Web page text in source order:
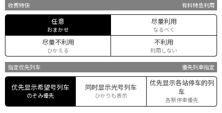
收费特快 有料特急利用
任意
おまかせ
尽量利用
なるべく
尽量不利用
ひかえる
不利用
利用しない
指定优先列车 優先列車指定
优先显示希望号列车
のぞみ優先
同时显示光号列车
ひかりも表示
优先显示各站停车的列
车
各駅停車優先